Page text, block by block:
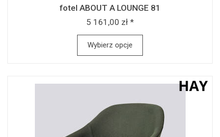
fotel ABOUT A LOUNGE 81
5 161,00 zł *
Wybierz opcje